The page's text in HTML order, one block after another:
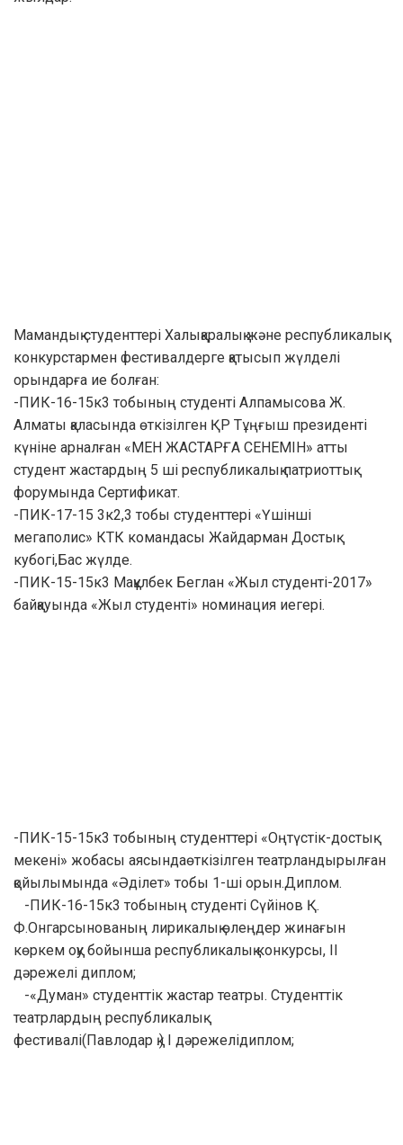
Мамандық студенттері Халықаралық және республикалық
конкурстармен фестивалдерге қатысып жүлделі
орындарға ие болған:
-ПИК-16-15к3 тобының студенті Алпамысова Ж.
Алматы қаласында өткізілген ҚР Тұңғыш президенті
күніне арналған «МЕН ЖАСТАРҒА СЕНЕМІН» атты
студент жастардың 5 ші республикалық патриоттық
форумында Сертификат.
-ПИК-17-15 3к2,3 тобы студенттері «Үшінші
мегаполис» КТК командасы Жайдарман Достық
кубогі,Бас жүлде.
-ПИК-15-15к3 Мақұлбек Беглан «Жыл студенті-2017»
байқауында «Жыл студенті» номинация иегері.
-ПИК-15-15к3 тобының студенттері «Оңтүстік-достық
мекені» жобасы аясындаөткізілген театрландырылған
қойылымында «Әділет» тобы 1-ші орын.Диплом.
-ПИК-16-15к3 тобының студенті Сүйінов Қ.
Ф.Онгарсынованың лирикалық өлеңдер жинағын
көркем оқу бойынша республикалық конкурсы, ІІ
дәрежелі диплом;
-«Думан» студенттік жастар театры. Студенттік
театрлардың республикалық
фестивалі(Павлодар қ.) І дәрежелідиплом;